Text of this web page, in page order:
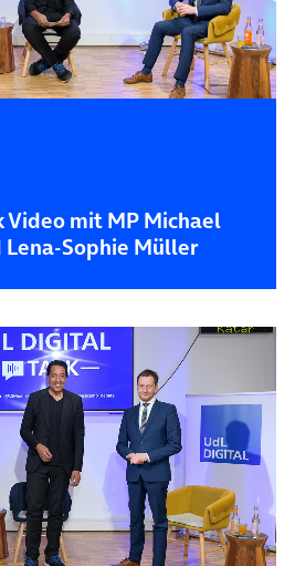
Video mit MP Michael
Sophie Müller